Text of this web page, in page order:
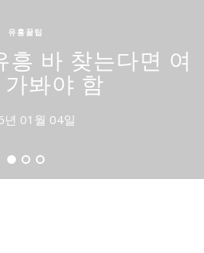
유흥꿀팁
흥 바 찾는다면 여
봐야 함
년 01월 04일